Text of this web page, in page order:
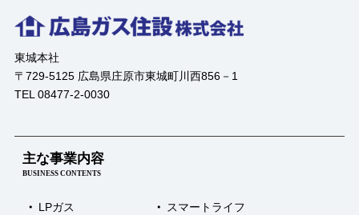
東城本社
〒729-5125 広島県庄原市東城町川西856－1
TEL 08477-2-0030
主な事業内容
BUSINESS CONTENTS
LPガス
スマートライフ